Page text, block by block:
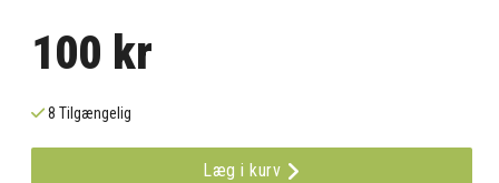
100 kr
8 Tilgængelig
Læg i kurv